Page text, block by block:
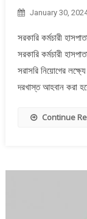
January 30,
সরকারি কর্মচারী
সরকারি কর্মচারী
সরাসরি নিয়োগের
দরখাস্ত আহবান করা
Continue